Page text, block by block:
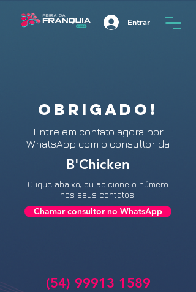
Entrar
OBRIGADO!
Entre em contato agora por
WhatsApp com o consultor da
B'Chicken
Clique abaixo, ou adicione o número
nos seus contatos:
Chamar consultor no WhatsApp
(54) 99913 1589